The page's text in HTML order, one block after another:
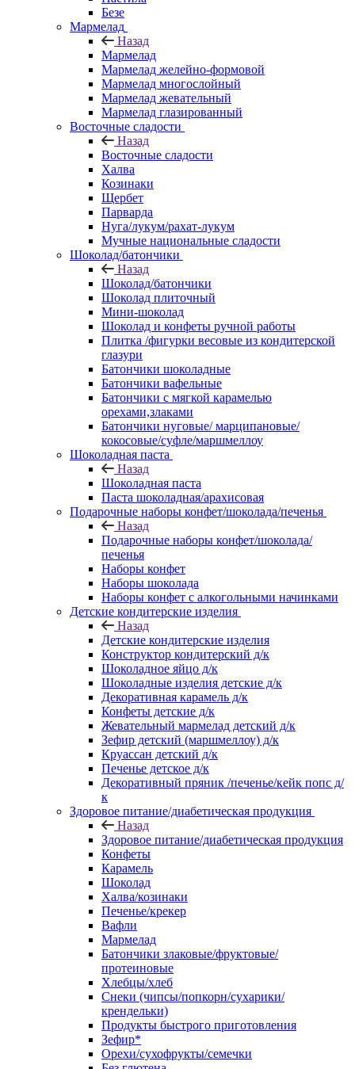
Безе
Мармелад
Назад
Мармелад
Мармелад желейно-формовой
Мармелад многослойный
Мармелад жевательный
Мармелад глазированный
Восточные сладости
Назад
Восточные сладости
Халва
Козинаки
Щербет
Парварда
Нуга/лукум/рахат-лукум
Мучные национальные сладости
Шоколад/батончики
Назад
Шоколад/батончики
Шоколад плиточный
Мини-шоколад
Шоколад и конфеты ручной работы
Плитка /фигурки весовые из кондитерской
глазури
Батончики шоколадные
Батончики вафельные
Батончики с мягкой карамелью
орехами,злаками
Батончики нуговые/ марципановые/
кокосовые/суфле/маршмеллоу
Шоколадная паста
Назад
Шоколадная паста
Паста шоколадная/арахисовая
Подарочные наборы конфет/шоколада/печенья
Назад
Подарочные наборы конфет/шоколада/
печенья
Наборы конфет
Наборы шоколада
Наборы конфет с алкогольными начинками
Детские кондитерские изделия
Назад
Детские кондитерские изделия
Конструктор кондитерский д/к
Шоколадное яйцо д/к
Шоколадные изделия детские д/к
Декоративная карамель д/к
Конфеты детские д/к
Жевательный мармелад детский д/к
Зефир детский (маршмеллоу) д/к
Круассан детский д/к
Печенье детское д/к
Декоративный пряник /печенье/кейк попс д/
к
Здоровое питание/диабетическая продукция
Назад
Здоровое питание/диабетическая продукция
Конфеты
Карамель
Шоколад
Халва/козинаки
Печенье/крекер
Вафли
Мармелад
Батончики злаковые/фруктовые/
протеиновые
Хлебцы/хлеб
Снеки (чипсы/попкорн/сухарики/
крендельки)
Продукты быстрого приготовления
Зефир*
Орехи/сухофрукты/семечки